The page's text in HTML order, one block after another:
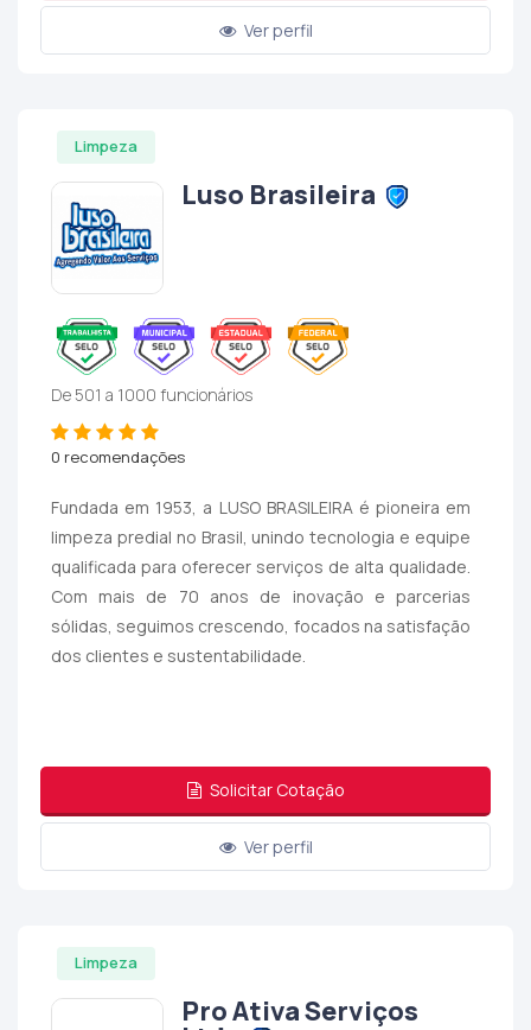
Ver perfil
Limpeza
Luso Brasileira
De 501 a 1000 funcionários
0 recomendações
Fundada em 1953, a LUSO BRASILEIRA é pioneira em
limpeza predial no Brasil, unindo tecnologia e equipe
qualificada para oferecer serviços de alta qualidade.
Com mais de 70 anos de inovação e parcerias
sólidas, seguimos crescendo, focados na satisfação
dos clientes e sustentabilidade.
Solicitar Cotação
Ver perfil
Limpeza
Pro Ativa Serviços